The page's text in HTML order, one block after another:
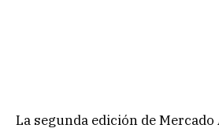
La segunda edición de